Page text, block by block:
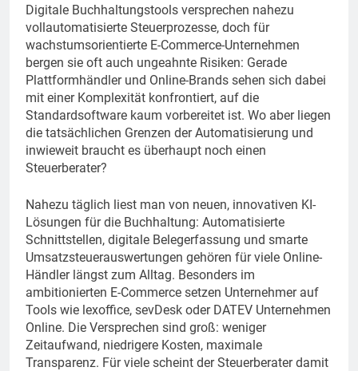
Digitale Buchhaltungstools versprechen nahezu
vollautomatisierte Steuerprozesse, doch für
wachstumsorientierte E-Commerce-Unternehmen
bergen sie oft auch ungeahnte Risiken: Gerade
Plattformhändler und Online-Brands sehen sich dabei
mit einer Komplexität konfrontiert, auf die
Standardsoftware kaum vorbereitet ist. Wo aber liegen
die tatsächlichen Grenzen der Automatisierung und
inwieweit braucht es überhaupt noch einen
Steuerberater?
Nahezu täglich liest man von neuen, innovativen KI-
Lösungen für die Buchhaltung: Automatisierte
Schnittstellen, digitale Belegerfassung und smarte
Umsatzsteuerauswertungen gehören für viele Online-
Händler längst zum Alltag. Besonders im
ambitionierten E-Commerce setzen Unternehmer auf
Tools wie lexoffice, sevDesk oder DATEV Unternehmen
Online. Die Versprechen sind groß: weniger
Zeitaufwand, niedrigere Kosten, maximale
Transparenz. Für viele scheint der Steuerberater damit